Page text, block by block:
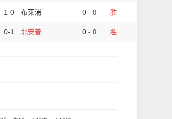
1-0 布莱浦 0 - 0 胜
0-1 北安普 0 - 0 胜